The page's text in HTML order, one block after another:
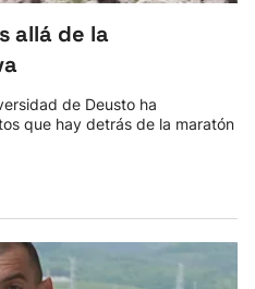
allá de la
de Deusto ha
que hay detrás de la maratón